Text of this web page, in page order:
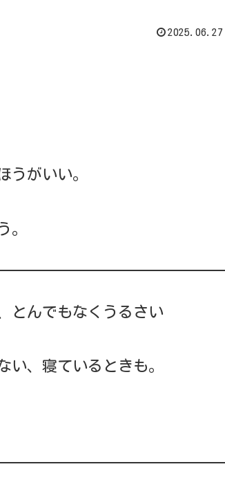
2025.06.27
うがいい。
。
とんでもなくうるさい
い、寝ているときも。